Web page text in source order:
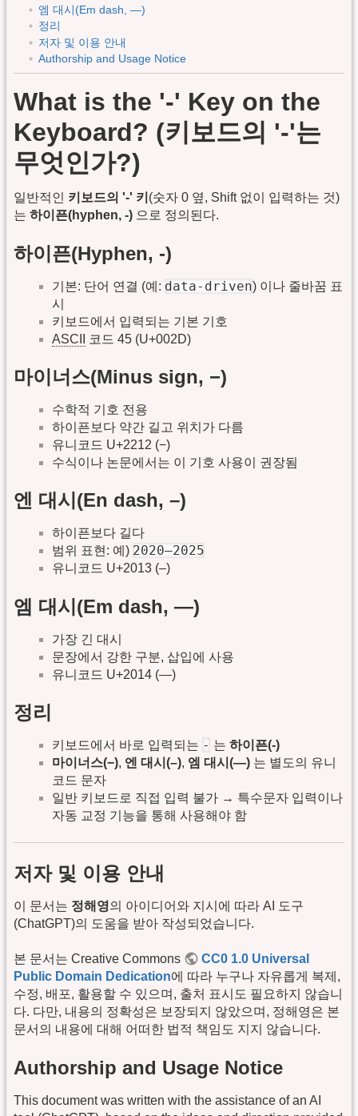
엠 대시(Em dash, —)
정리
저자 및 이용 안내
Authorship and Usage Notice
What is the '-' Key on the
Keyboard? (키보드의 '-'는
무엇인가?)
일반적인 키보드의 '-' 키 (숫자 0 옆, Shift 없이 입력하는 것)
는 하이픈(hyphen, -) 으로 정의된다.
하이픈(Hyphen, -)
기본: 단어 연결 (예: data-driven) 이나 줄바꿈 표
시
키보드에서 입력되는 기본 기호
ASCII
코드 45 (U+002D)
마이너스(Minus sign, −)
수학적 기호 전용
하이픈보다 약간 길고 위치가 다름
유니코드 U+2212 (−)
수식이나 논문에서는 이 기호 사용이 권장됨
엔 대시(En dash, –)
하이픈보다 길다
범위 표현: 예) 2020–2025
유니코드 U+2013 (–)
엠 대시(Em dash, —)
가장 긴 대시
문장에서 강한 구분, 삽입에 사용
유니코드 U+2014 (—)
정리
키보드에서 바로 입력되는 - 는 하이픈(-)
마이너스(−), 엔 대시(–), 엠 대시(—) 는 별도의 유니
코드 문자
일반 키보드로 직접 입력 불가 → 특수문자 입력이나
자동 교정 기능을 통해 사용해야 함
저자 및 이용 안내
이 문서는 정해영의 아이디어와 지시에 따라 AI 도구
(ChatGPT)의 도움을 받아 작성되었습니다.
본 문서는 Creative Commons
CC0 1.0 Universal
Public Domain Dedication에 따라 누구나 자유롭게 복제,
수정, 배포, 활용할 수 있으며, 출처 표시도 필요하지 않습니
다. 다만, 내용의 정확성은 보장되지 않았으며, 정해영은 본
문서의 내용에 대해 어떠한 법적 책임도 지지 않습니다.
Authorship and Usage Notice
This document was written with the assistance of an AI